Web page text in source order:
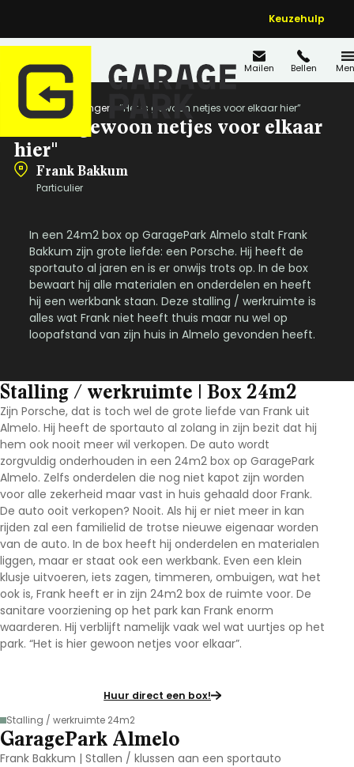
Keuzehulp
Mailen Bellen
Home Ervaringen “Het is gewoon netjes voor elkaar hier”
"Het is gewoon netjes voor elkaar
hier"
Frank Bakkum
Particulier
In een 24m2 box op GaragePark Almelo stalt Frank
Bakkum zijn grote liefde: een Porsche. Hij heeft de
sportauto al jaren en is er onwijs trots op. In de box
bewaart hij alle materialen en onderdelen en heeft
hij een werkbank staan. Deze stalling / werkruimte is
alles wat Frank niet heeft thuis maar nu wel op
loopafstand van zijn huis in Almelo gevonden heeft.
Stalling / werkruimte | Box 24m2
Zijn Porsche, dat is toch wel de grote liefde van Frank uit
Almelo. Hij heeft de sportauto al zolang in zijn bezit dat hij
hem ook nooit meer wil verkopen. De auto wordt
zorgvuldig onderhouden in een 24m2 box op GaragePark
Almelo. Zelfs onderdelen die nog niet kapot zijn worden
voor alle zekerheid maar vast in huis gehaald door Frank.
De auto ooit verkopen? Nooit. Als hij er niet meer in kan
rijden zal een familielid de trotse nieuwe eigenaar worden
van de auto. In de box heeft hij onderdelen en materialen
liggen, maar er staat ook een werkbank. Even een klein
klusje uitvoeren, iets zagen, timmeren, ombuigen, wat het
ook is, Frank heeft er in zijn 24m2 box de ruimte voor. De
sanitare voorziening op het park kan Frank enorm
waarderen. Hij verblijft namelijk vaak wel wat uurtjes op het
park. “Het is hier gewoon netjes voor elkaar”.
Huur direct een box!
Stalling / werkruimte 24m2
GaragePark Almelo
Frank Bakkum | Stallen / klussen aan een sportauto